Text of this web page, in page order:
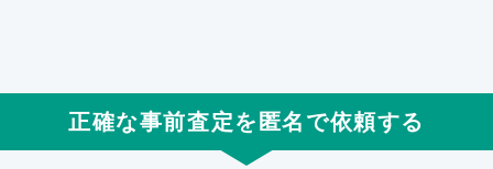
正確な事前査定を匿名で依頼する